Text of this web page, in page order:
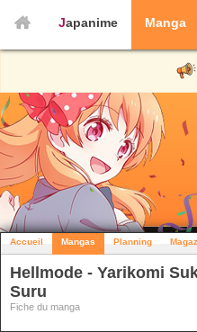
Japanime Manga
Accueil Mangas Planning
Hellmode - Yarikomi
Suru
Fiche du manga